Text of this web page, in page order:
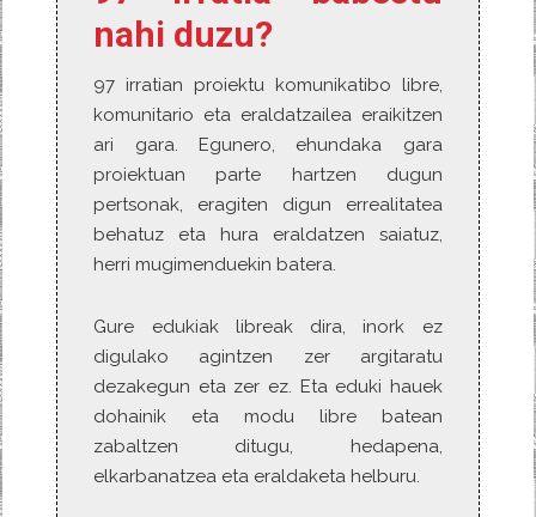
nahi duzu?
97 irratian proiektu komunikatibo libre,
komunitario eta eraldatzailea eraikitzen
ari gara. Egunero, ehundaka gara
proiektuan parte hartzen dugun
pertsonak, eragiten digun errealitatea
behatuz eta hura eraldatzen saiatuz,
herri mugimenduekin batera.
Gure edukiak libreak dira, inork ez
digulako agintzen zer argitaratu
dezakegun eta zer ez. Eta eduki hauek
dohainik eta modu libre batean
zabaltzen ditugu, hedapena,
elkarbanatzea eta eraldaketa helburu.